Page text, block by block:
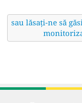
sau lăsați-ne să